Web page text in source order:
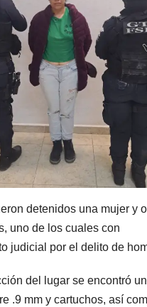
detenidos una mujer y
uno de los cuales con
judicial por el delito de
del lugar se encontró
.9 mm y cartuchos, así